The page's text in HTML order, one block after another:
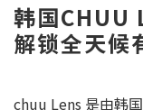
韩国CHUU
解锁全天候
chuu Lens 是由韩